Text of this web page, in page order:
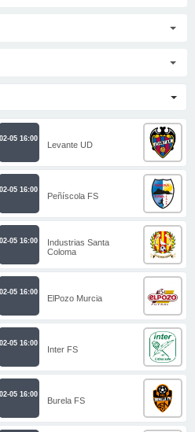
02-05 16:00
Levante UD
02-05 16:00
Peñíscola FS
02-05 16:00
Industrias Santa
Coloma
02-05 16:00
ElPozo Murcia
02-05 16:00
Inter FS
02-05 16:00
Burela FS